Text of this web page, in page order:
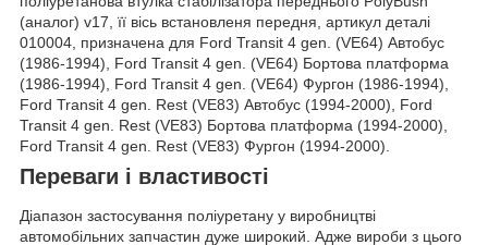
(аналог) v17, її вісь встановленя передня, артикул деталі
010004, призначена для Ford Transit 4 gen. (VE64) Автобус
(1986-1994), Ford Transit 4 gen. (VE64) Бортова платформа
(1986-1994), Ford Transit 4 gen. (VE64) Фургон (1986-1994),
Ford Transit 4 gen. Rest (VE83) Автобус (1994-2000), Ford
Transit 4 gen. Rest (VE83) Бортова платформа (1994-2000),
Ford Transit 4 gen. Rest (VE83) Фургон (1994-2000).
Переваги і властивості
Діапазон застосування поліуретану у виробництві
автомобільних запчастин дуже широкий. Адже вироби з цього